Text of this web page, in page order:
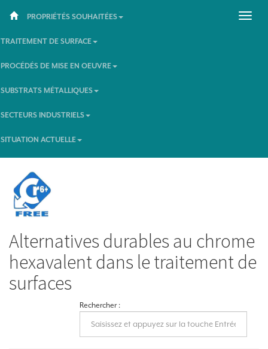
PROPRIÉTÉS SOUHAITÉES
TRAITEMENT DE SURFACE
PROCÉDÉS DE MISE EN OEUVRE
SUBSTRATS MÉTALLIQUES
SECTEURS INDUSTRIELS
SITUATION ACTUELLE
Alternatives durables au chrome
hexavalent dans le traitement de
surfaces
Rechercher :